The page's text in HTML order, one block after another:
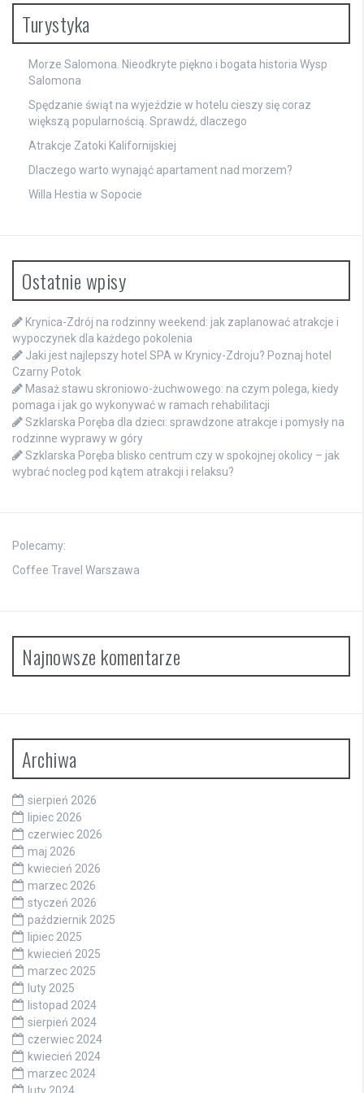
Turystyka
Morze Salomona. Nieodkryte piękno i bogata historia Wysp
Salomona
Spędzanie świąt na wyjeździe w hotelu cieszy się coraz
większą popularnością. Sprawdź, dlaczego
Atrakcje Zatoki Kalifornijskiej
Dlaczego warto wynająć apartament nad morzem?
Willa Hestia w Sopocie
Ostatnie wpisy
Krynica-Zdrój na rodzinny weekend: jak zaplanować atrakcje i
wypoczynek dla każdego pokolenia
Jaki jest najlepszy hotel SPA w Krynicy-Zdroju? Poznaj hotel
Czarny Potok
Masaż stawu skroniowo-żuchwowego: na czym polega, kiedy
pomaga i jak go wykonywać w ramach rehabilitacji
Szklarska Poręba dla dzieci: sprawdzone atrakcje i pomysły na
rodzinne wyprawy w góry
Szklarska Poręba blisko centrum czy w spokojnej okolicy – jak
wybrać nocleg pod kątem atrakcji i relaksu?
Polecamy:
Coffee Travel Warszawa
Najnowsze komentarze
Archiwa
sierpień 2026
lipiec 2026
czerwiec 2026
maj 2026
kwiecień 2026
marzec 2026
styczeń 2026
październik 2025
lipiec 2025
kwiecień 2025
marzec 2025
luty 2025
listopad 2024
sierpień 2024
czerwiec 2024
kwiecień 2024
marzec 2024
luty 2024